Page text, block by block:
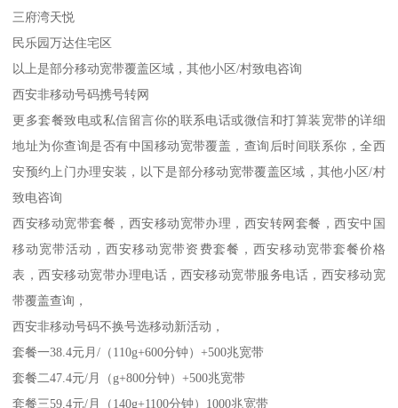
三府湾天悦
民乐园万达住宅区
以上是部分移动宽带覆盖区域，其他小区/村致电咨询
西安非移动号码携号转网
更多套餐致电或私信留言你的联系电话或微信和打算装宽带的详细
地址为你查询是否有中国移动宽带覆盖，查询后时间联系你，全西
安预约上门办理安装，以下是部分移动宽带覆盖区域，其他小区/村
致电咨询
西安移动宽带套餐，西安移动宽带办理，西安转网套餐，西安中国
移动宽带活动，西安移动宽带资费套餐，西安移动宽带套餐价格
表，西安移动宽带办理电话，西安移动宽带服务电话，西安移动宽
带覆盖查询，
西安非移动号码不换号选移动新活动，
套餐一38.4元月/（110g+600分钟）+500兆宽带
套餐二47.4元/月（g+800分钟）+500兆宽带
套餐三59.4元/月（140g+1100分钟）1000兆宽带